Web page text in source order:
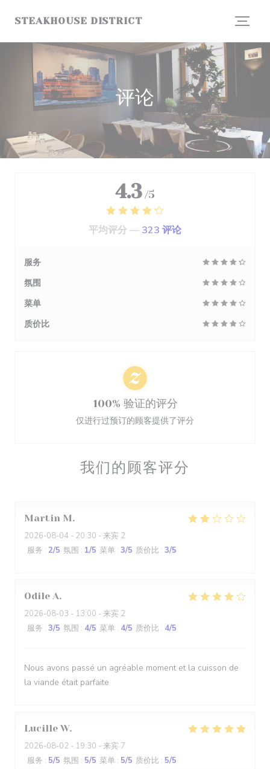
STEAKHOUSE DISTRICT
评论
我们的顾客评分
Martin M
2026-08-04 - 20:30 - 来宾 2
服务 : 2/5 氛围 : 1/5 菜单 : 3/5 质价比 : 3/5
Odile A
2026-08-03 - 13:00 - 来宾 2
服务 : 3/5 氛围 : 4/5 菜单 : 4/5 质价比 : 4/5
Nous avons passé un agréable moment et la cuisson de
la viande était parfaite
Lucille W
2026-08-02 - 19:30 - 来宾 7
服务 : 5/5 氛围 : 5/5 菜单 : 5/5 质价比 : 5/5
4.3 /5
平均评分 — 323 评论
服务
氛围
菜单
质价比
100% 验证的评分
仅进行过预订的顾客提供了评分